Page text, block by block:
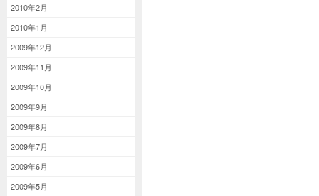
2010年2月
2010年1月
2009年12月
2009年11月
2009年10月
2009年9月
2009年8月
2009年7月
2009年6月
2009年5月